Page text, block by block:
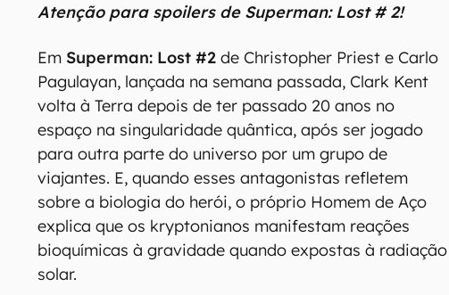
Atenção para spoilers de Superman: Lost # 2!
Em Superman: Lost #2 de Christopher Priest e Carlo
Pagulayan, lançada na semana passada, Clark Kent
volta à Terra depois de ter passado 20 anos no
espaço na singularidade quântica, após ser jogado
para outra parte do universo por um grupo de
viajantes. E, quando esses antagonistas refletem
sobre a biologia do herói, o próprio Homem de Aço
explica que os kryptonianos manifestam reações
bioquímicas à gravidade quando expostas à radiação
solar.